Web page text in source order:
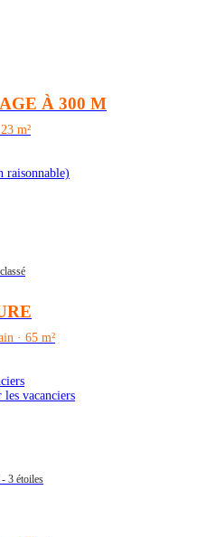
À 300 M
m²
raisonnable)
· 65 m²
vacanciers
- 3 étoiles